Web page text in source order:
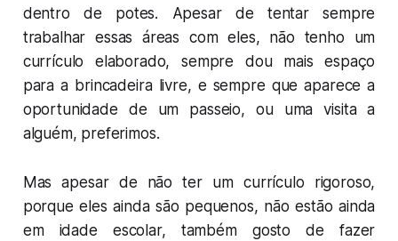
dentro de potes. Apesar de tentar sempre
trabalhar essas áreas com eles, não tenho um
currículo elaborado, sempre dou mais espaço
para a brincadeira livre, e sempre que aparece a
oportunidade de um passeio, ou uma visita a
alguém, preferimos.
Mas apesar de não ter um currículo rigoroso,
porque eles ainda são pequenos, não estão ainda
em idade escolar, também gosto de fazer